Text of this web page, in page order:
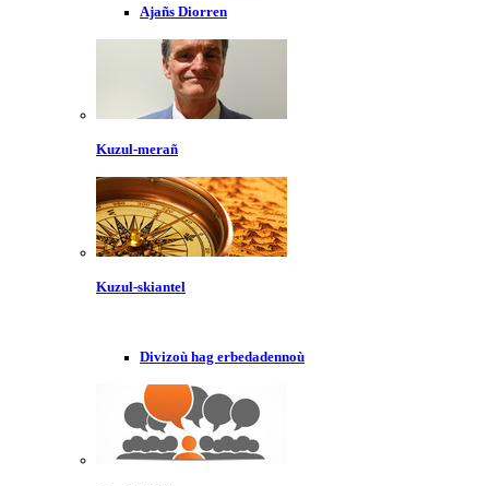
Ajañs Diorren
Kuzul-merañ
Kuzul-skiantel
Divizoù hag erbedadennoù